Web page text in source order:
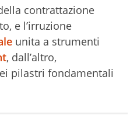
contrattazione
e l’irruzione
unita a strumenti
, dall’altro,
pilastri fondamentali